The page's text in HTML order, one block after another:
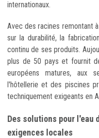
internationaux.
Avec des racines remontant
sur la durabilité, la
continu de ses produits.
plus de 50 pays et fournit
européens matures, aux
l'hôtellerie et des piscines
techniquement exigeants en
Des solutions pour l'eau
exigences locales